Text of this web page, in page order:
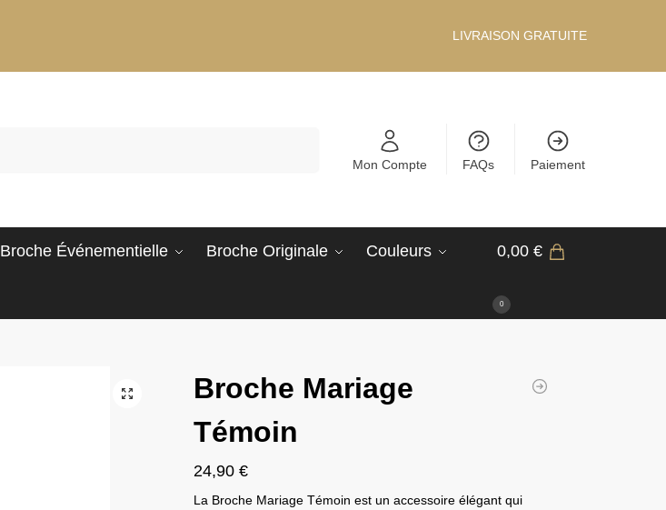
LIVRAISON GRATUITE
Mon Compte FAQs Paiement
Broche Événementielle Broche Originale Couleurs 0,00€
0
Broche Mariage
Témoin
24,90€
La Broche Mariage Témoin est un accessoire élégant qui